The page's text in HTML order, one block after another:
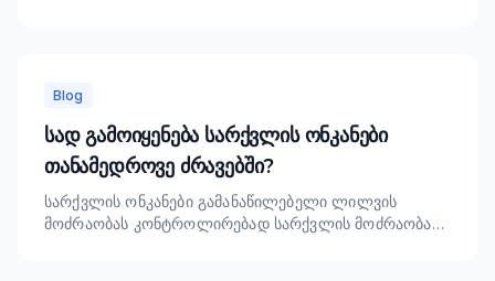
Blog
სად გამოიყენება სარქვლის ონკანები
თანამედროვე ძრავებში?
სარქვლის ონკანები გამანაწილებელი ლილვის
მოძრაობას კონტროლირებად სარქვლის მოძრაობად